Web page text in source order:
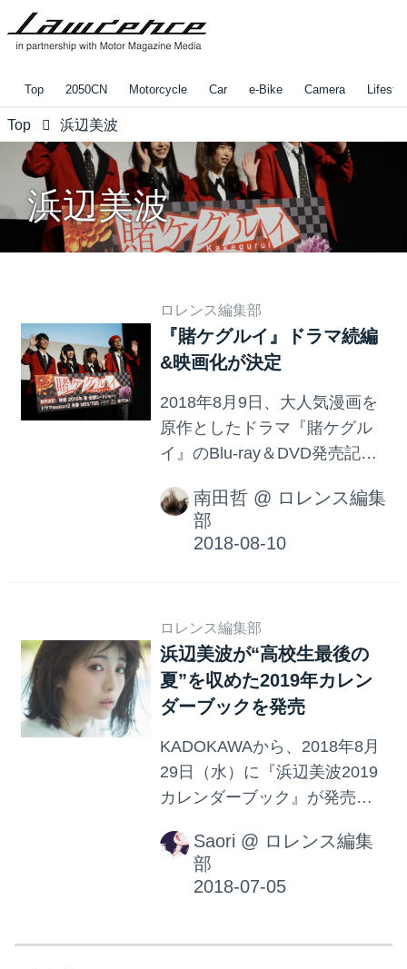
Top 2050CN Motorcycle Car e-Bike Camera
Top 浜辺美波
浜辺美波
ロレンス編集部
『賭ケグルイ』ドラマ続編
&映画化が決定
2018年8月9日、大人気漫画を
原作としたドラマ『賭ケグル
イ』のBlu-ray＆DVD発売記念
春にドラマ版の続編放送と映
画化が発表された。イベント
にはヒロインの蛇喰夢子を演
ん、英勉監督が劇中の舞台と
なる私立百花王学園の制服を
身にまとって出席。Blu-ray＆
DVDの購入者の中から抽選で
振りまいた。
南田哲 @ ロレンス編集
部
ロレンス編集部
浜辺美波が“高校生最後の
夏”を収めた2019年カレン
ダーブックを発売
KADOKAWAから、2018年8月
29日（水）に『浜辺美波2019
カレンダーブック』が発売。
ー！！！記事最後に、写真集
から一部抜粋してご紹介しま
す（特別に7枚も♡）
Saori @ ロレンス編集
部